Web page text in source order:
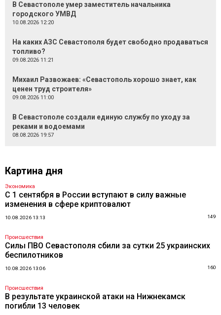
В Севастополе умер заместитель начальника
городского УМВД
10.08.2026 12:20
На каких АЗС Севастополя будет свободно продаваться
топливо?
09.08.2026 11:21
Михаил Развожаев: «Севастополь хорошо знает, как
ценен труд строителя»
09.08.2026 11:00
В Севастополе создали единую службу по уходу за
реками и водоемами
08.08.2026 19:57
Картина дня
Экономика
С 1 сентября в России вступают в силу важные
изменения в сфере криптовалют
10.08.2026 13:13 149
Происшествия
Силы ПВО Севастополя сбили за сутки 25 украинских
беспилотников
10.08.2026 13:06 160
Происшествия
В результате украинской атаки на Нижнекамск
погибли 13 человек